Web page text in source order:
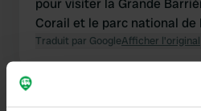
pour visiter la Grande
Corail et le parc national de
Traduit par GoogleAfficher l'original